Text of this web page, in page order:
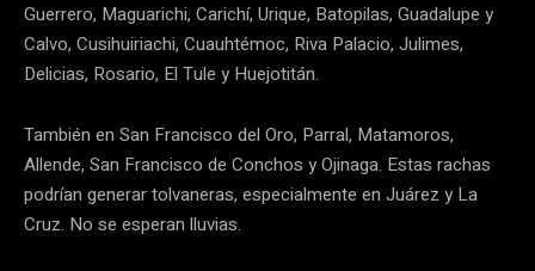
Guerrero, Maguarichi, Carichí, Urique, Batopilas, Guadalupe y
Calvo, Cusihuiriachi, Cuauhtémoc, Riva Palacio, Julimes,
Delicias, Rosario, El Tule y Huejotitán.
También en San Francisco del Oro, Parral, Matamoros,
Allende, San Francisco de Conchos y Ojinaga. Estas rachas
podrían generar tolvaneras, especialmente en Juárez y La
Cruz. No se esperan lluvias.